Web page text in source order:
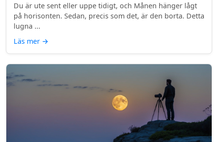
Du är ute sent eller uppe tidigt, och Månen hänger lågt
på horisonten. Sedan, precis som det, är den borta. Detta
lugna ...
Läs mer →